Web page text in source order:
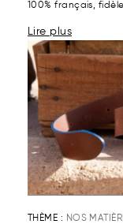
100% français,
Lire plus
THÈME : NOS